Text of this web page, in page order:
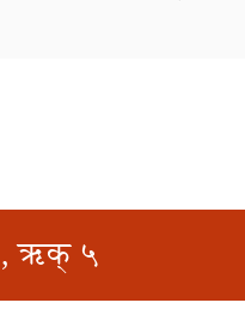
ऋक् ५